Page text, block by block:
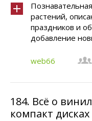
растений,
праздников и
добавление
web66
184. Всё о
компакт